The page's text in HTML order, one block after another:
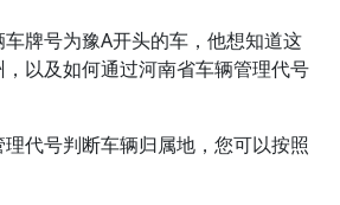
牌号为豫A开头的车，他想知道这
以及如何通过河南省车辆管理代号
代号判断车辆归属地，您可以按照